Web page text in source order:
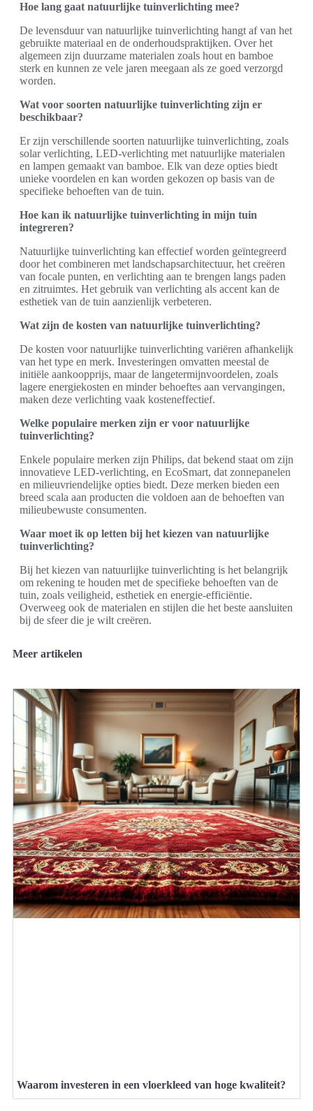
Hoe lang gaat natuurlijke tuinverlichting mee?
De levensduur van natuurlijke tuinverlichting hangt af van het
gebruikte materiaal en de onderhoudspraktijken. Over het
algemeen zijn duurzame materialen zoals hout en bamboe
sterk en kunnen ze vele jaren meegaan als ze goed verzorgd
worden.
Wat voor soorten natuurlijke tuinverlichting zijn er
beschikbaar?
Er zijn verschillende soorten natuurlijke tuinverlichting, zoals
solar verlichting, LED-verlichting met natuurlijke materialen
en lampen gemaakt van bamboe. Elk van deze opties biedt
unieke voordelen en kan worden gekozen op basis van de
specifieke behoeften van de tuin.
Hoe kan ik natuurlijke tuinverlichting in mijn tuin
integreren?
Natuurlijke tuinverlichting kan effectief worden geïntegreerd
door het combineren met landschapsarchitectuur, het creëren
van focale punten, en verlichting aan te brengen langs paden
en zitruimtes. Het gebruik van verlichting als accent kan de
esthetiek van de tuin aanzienlijk verbeteren.
Wat zijn de kosten van natuurlijke tuinverlichting?
De kosten voor natuurlijke tuinverlichting variëren afhankelijk
van het type en merk. Investeringen omvatten meestal de
initiële aankoopprijs, maar de langetermijnvoordelen, zoals
lagere energiekosten en minder behoeftes aan vervangingen,
maken deze verlichting vaak kosteneffectief.
Welke populaire merken zijn er voor natuurlijke
tuinverlichting?
Enkele populaire merken zijn Philips, dat bekend staat om zijn
innovatieve LED-verlichting, en EcoSmart, dat zonnepanelen
en milieuvriendelijke opties biedt. Deze merken bieden een
breed scala aan producten die voldoen aan de behoeften van
milieubewuste consumenten.
Waar moet ik op letten bij het kiezen van natuurlijke
tuinverlichting?
Bij het kiezen van natuurlijke tuinverlichting is het belangrijk
om rekening te houden met de specifieke behoeften van de
tuin, zoals veiligheid, esthetiek en energie-efficiëntie.
Overweeg ook de materialen en stijlen die het beste aansluiten
bij de sfeer die je wilt creëren.
Meer artikelen
Waarom investeren in een vloerkleed van hoge kwaliteit?